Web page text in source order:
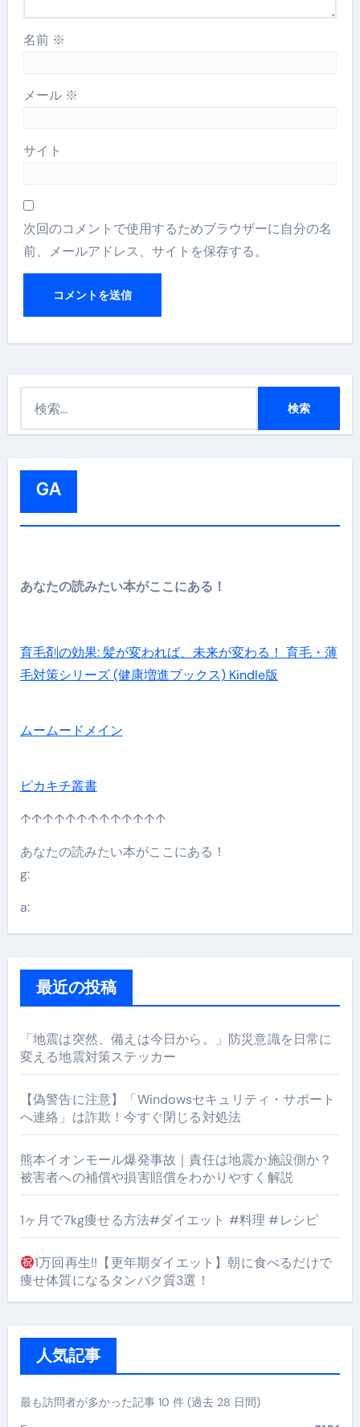
名前 ※
メール ※
サイト
次回のコメントで使用するためブラウザーに自分の名
前、メールアドレス、サイトを保存する。
GA
あなたの読みたい本がここにある！
育毛剤の効果: 髪が変われば、未来が変わる！ 育毛・薄
毛対策シリーズ (健康増進ブックス) Kindle版
ムームードメイン
ピカキチ叢書
↑↑↑↑↑↑↑↑↑↑↑↑↑
あなたの読みたい本がここにある！
g:
a:
最近の投稿
「地震は突然、備えは今日から。」防災意識を日常に
変える地震対策ステッカー
【偽警告に注意】「Windowsセキュリティ・サポート
へ連絡」は詐欺！今すぐ閉じる対処法
熊本イオンモール爆発事故｜責任は地震か施設側か？
被害者への補償や損害賠償をわかりやすく解説
1ヶ月で7kg痩せる方法#ダイエット #料理 #レシピ
1万回再生!!【更年期ダイエット】朝に食べるだけで
痩せ体質になるタンパク質3選！
人気記事
最も訪問者が多かった記事 10 件 (過去 28 日間)